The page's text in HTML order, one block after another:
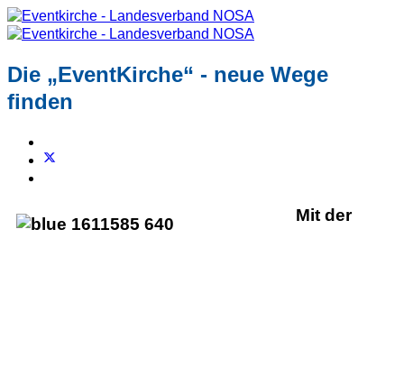
Die „EventKirche“ - neue Wege
finden
Mit der